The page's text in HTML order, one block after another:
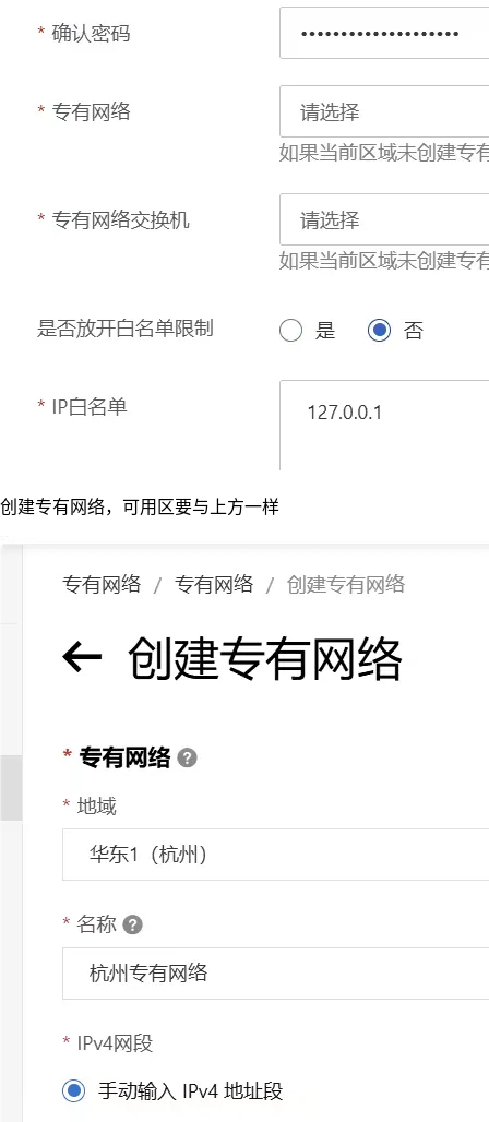
创建专有网络，可用区要与上方一样